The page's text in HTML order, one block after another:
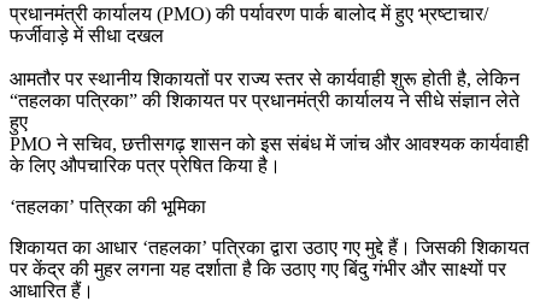
प्रधानमंत्री कार्यालय (PMO) की पर्यावरण पार्क बालोद में हुए भ्रष्टाचार/
फर्जीवाड़े में सीधा दखल
आमतौर पर स्थानीय शिकायतों पर राज्य स्तर से कार्यवाही शुरू होती है, लेकिन
“तहलका पत्रिका” की शिकायत पर प्रधानमंत्री कार्यालय ने सीधे संज्ञान लेते
हुए
PMO ने सचिव, छत्तीसगढ़ शासन को इस संबंध में जांच और आवश्यक कार्यवाही
के लिए औपचारिक पत्र प्रेषित किया है।
‘तहलका’ पत्रिका की भूमिका
शिकायत का आधार ‘तहलका’ पत्रिका द्वारा उठाए गए मुद्दे हैं। जिसकी शिकायत
पर केंद्र की मुहर लगना यह दर्शाता है कि उठाए गए बिंदु गंभीर और साक्ष्यों पर
आधारित हैं।